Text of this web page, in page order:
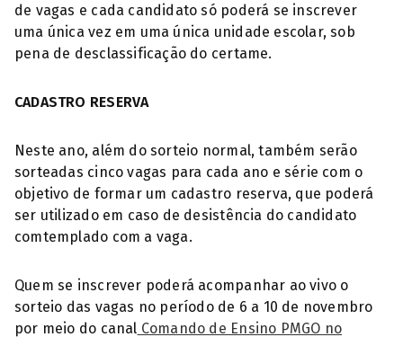
de vagas e cada candidato só poderá se inscrever
uma única vez em uma única unidade escolar, sob
pena de desclassificação do certame.
CADASTRO RESERVA
Neste ano, além do sorteio normal, também serão
sorteadas cinco vagas para cada ano e série com o
objetivo de formar um cadastro reserva, que poderá
ser utilizado em caso de desistência do candidato
comtemplado com a vaga.
Quem se inscrever poderá acompanhar ao vivo o
sorteio das vagas no período de 6 a 10 de novembro
por meio do canal Comando de Ensino PMGO no